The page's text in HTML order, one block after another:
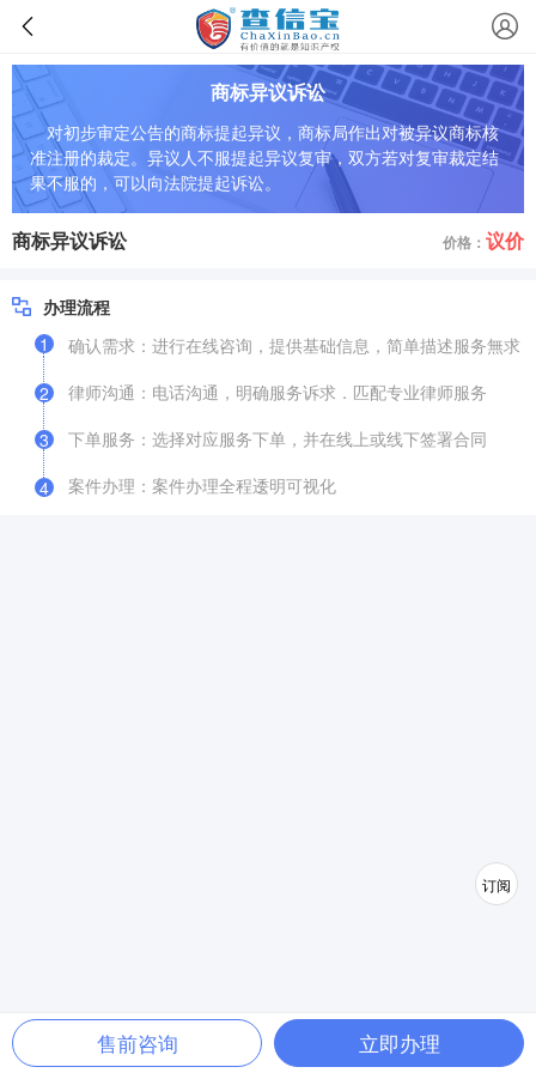
商标异议诉讼
对初步审定公告的商标提起异议，商标局作出对被异议商标核
准注册的裁定。异议人不服提起异议复审，双方若对复审裁定结
果不服的，可以向法院提起诉讼。
商标异议诉讼 价格： 议价
办理流程
1
确认需求：进行在线咨询，提供基础信息，简单描述服务無求
2
律师沟通：电话沟通，明确服务诉求．匹配专业律师服务
3
下单服务：选择对应服务下单，并在线上或线下签署合同
4 案件办理：案件办理全程逶明可视化
售前咨询 立即办理
订阅